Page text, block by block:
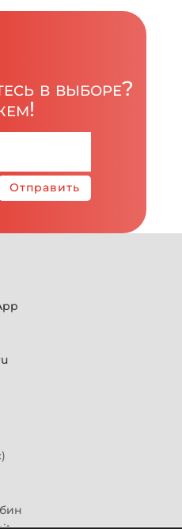
в выборе?
Отправить